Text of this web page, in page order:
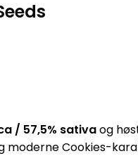
/ 57,5% sativaog
moderne Cookies-